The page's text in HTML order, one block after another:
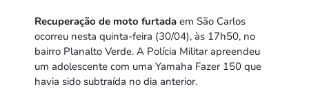
Recuperação de moto furtada em São Carlos
ocorreu nesta quinta-feira (30/04), às 17h50, no
bairro Planalto Verde. A Polícia Militar apreendeu
um adolescente com uma Yamaha Fazer 150 que
havia sido subtraída no dia anterior.